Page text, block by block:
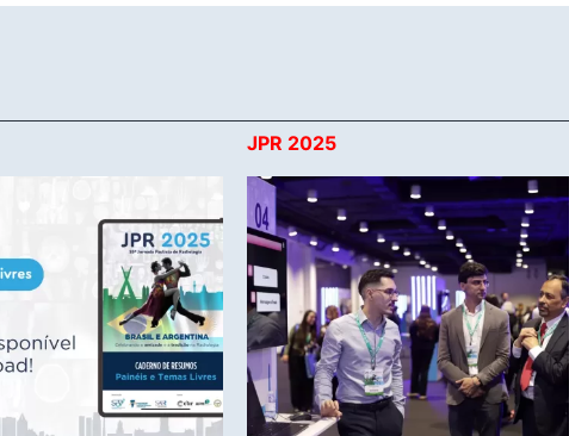
JPR 2025